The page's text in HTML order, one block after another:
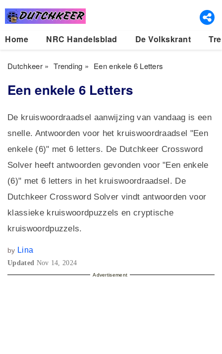
Home NRC Handelsblad De Volkskrant
Dutchkeer» Trending » Een enkele 6 Letters
Een enkele 6 Letters
De kruiswoordraadsel aanwijzing van vandaag is een
snelle. Antwoorden voor het kruiswoordraadsel "Een
enkele (6)" met 6 letters. De Dutchkeer Crossword
Solver heeft antwoorden gevonden voor "Een enkele
(6)" met 6 letters in het kruiswoordraadsel. De
Dutchkeer Crossword Solver vindt antwoorden voor
klassieke kruiswoordpuzzels en cryptische
kruiswoordpuzzels.
by Lina
Updated Nov 14, 2024
Advertisement